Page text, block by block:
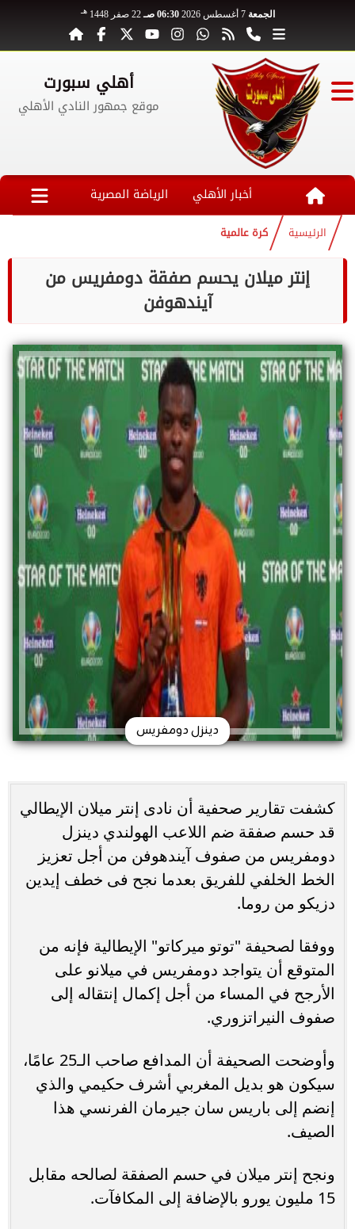
الجمعة 7 أغسطس 2026 06:30 صـ 22 صفر 1448 هـ
أهلي سبورت
موقع جمهور النادي الأهلي
أخبار الأهلي الرياضة المصرية
الرئيسية كرة عالمية
إنتر ميلان يحسم صفقة دومفريس من
آيندهوفن
دينزل دومفريس
كشفت تقارير صحفية أن نادى إنتر ميلان الإيطالي
قد حسم صفقة ضم اللاعب الهولندي دينزل
دومفريس من صفوف آيندهوفن من أجل تعزيز
الخط الخلفي للفريق بعدما نجح فى خطف إيدين
دزيكو من روما.
ووفقا لصحيفة "توتو ميركاتو" الإيطالية فإنه من
المتوقع أن يتواجد دومفريس في ميلانو على
الأرجح في المساء من أجل إكمال إنتقاله إلى
صفوف النيراتزوري.
وأوضحت الصحيفة أن المدافع صاحب الـ25 عامًا،
سيكون هو بديل المغربي أشرف حكيمي والذي
إنضم إلى باريس سان جيرمان الفرنسي هذا
الصيف.
ونجح إنتر ميلان في حسم الصفقة لصالحه مقابل
15 مليون يورو بالإضافة إلى المكافآت.